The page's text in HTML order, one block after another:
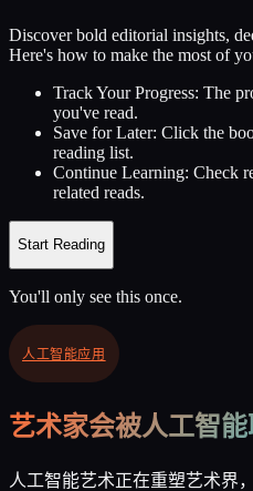
Discover bold editorial insights,
Here's how to make the most of
Track Your Progress: The
you've read.
Save for Later: Click the
reading list.
Continue Learning: Check
related reads.
Start Reading
You'll only see this once.
人工智能应用
艺术家会被人工智能
人工智能艺术正在重塑艺术界